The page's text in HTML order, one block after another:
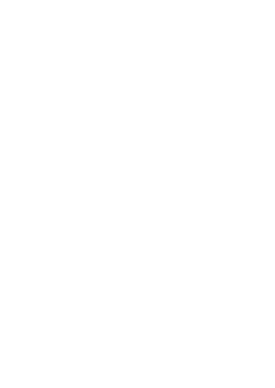
ๆเพียบหรือสั่งทำโทร